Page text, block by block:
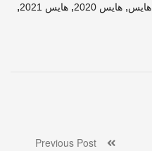
هايس, هايس 2020 , هايس 2021 ,